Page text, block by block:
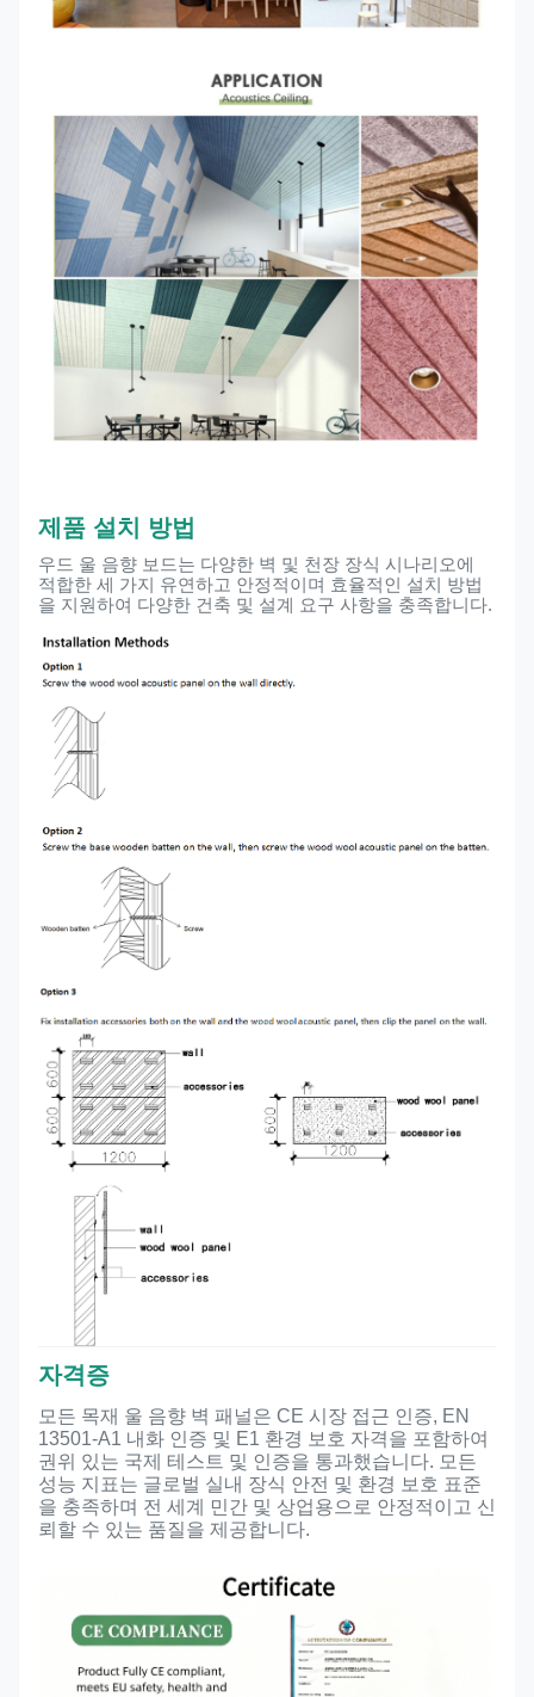
제품 설치 방법
우드 울 음향 보드는 다양한 벽 및 천장 장식 시나리오에
적합한 세 가지 유연하고 안정적이며 효율적인 설치 방법
을 지원하여 다양한 건축 및 설계 요구 사항을 충족합니다.
자격증
모든 목재 울 음향 벽 패널은 CE 시장 접근 인증, EN
13501-A1 내화 인증 및 E1 환경 보호 자격을 포함하여
권위 있는 국제 테스트 및 인증을 통과했습니다. 모든
성능 지표는 글로벌 실내 장식 안전 및 환경 보호 표준
을 충족하며 전 세계 민간 및 상업용으로 안정적이고 신
뢰할 수 있는 품질을 제공합니다.